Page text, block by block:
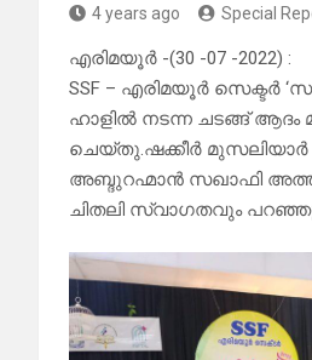
4 years ago Special
എരിമയൂർ -(30 -07 -2022) :
SSF – എരിമയൂർ സെക്ടർ
ഹാളിൽ നടന്ന ചടങ്ങ് ആദം
ചെയ്തു.ഷക്കീർ മുസലിയാർ
അബ്ദുറഹ്മാൻ സഖാഫി
ചിതലി സ്വാഗതവും